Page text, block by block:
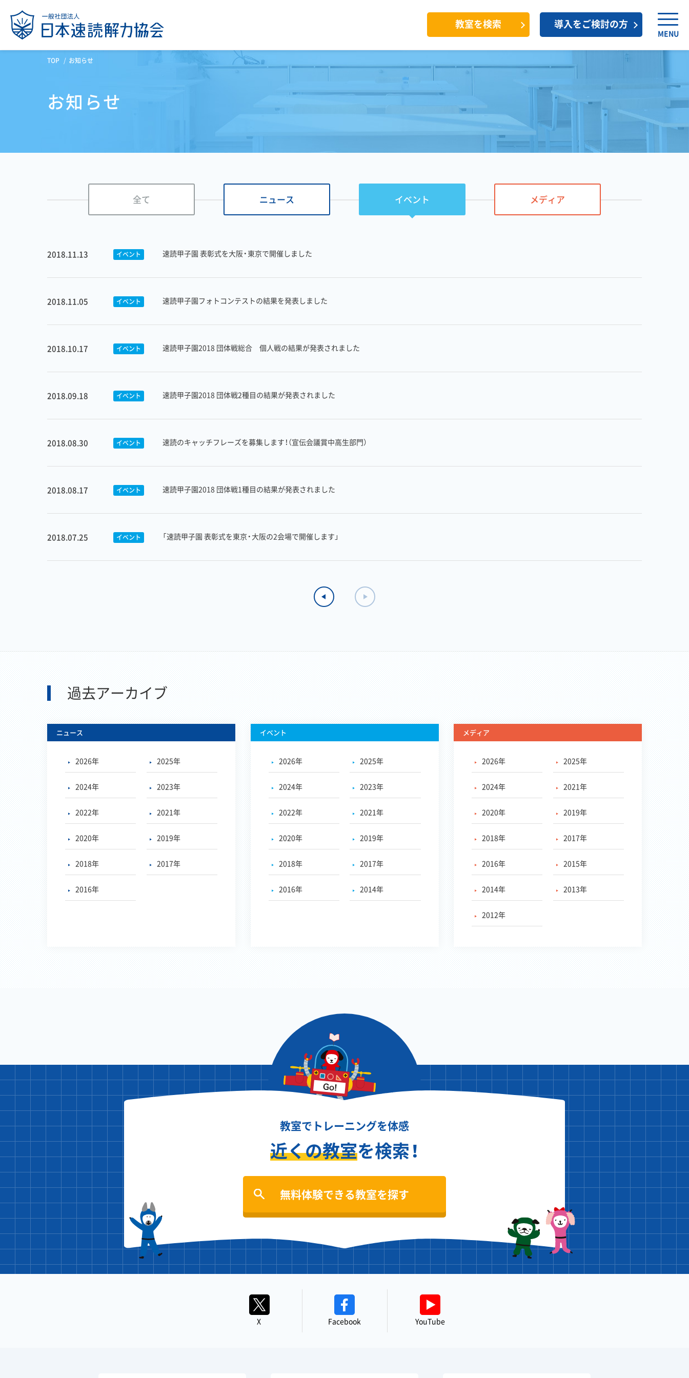
教室を検索 導入をご検討の方
MENU
TOP お知らせ
お知らせ
全て ニュース イベント メディア
2018.11.13 イベント 速読甲子園 表彰式を大阪・東京で開催しました
2018.11.05 イベント 速読甲子園フォトコンテストの結果を発表しました
2018.10.17 イベント 速読甲子園2018 団体戦総合 個人戦の結果が発表されました
2018.09.18 イベント 速読甲子園2018 団体戦2種目の結果が発表されました
2018.08.30 イベント 速読のキャッチフレーズを募集します！（宣伝会議賞中高生部門）
2018.08.17 イベント 速読甲子園2018 団体戦1種目の結果が発表されました
2018.07.25 イベント 「速読甲子園 表彰式を東京・大阪の2会場で開催します」
過去アーカイブ
ニュース
2026年 2025年
2024年 2023年
2022年 2021年
2020年 2019年
2018年 2017年
2016年
イベント
2026年 2025年
2024年 2023年
2022年 2021年
2020年 2019年
2018年 2017年
2016年 2014年
メディア
2026年 2025年
2024年 2021年
2020年 2019年
2018年 2017年
2016年 2015年
2014年 2013年
2012年
教室でトレーニングを体感
近くの教室を検索！
無料体験できる教室を探す
X Facebook YouTube